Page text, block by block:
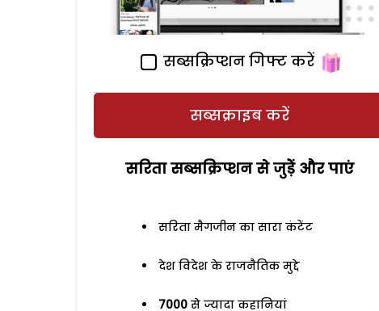
सब्सक्रिप्शन गिफ्ट करें
सब्सक्राइब करें
सरिता सब्सक्रिप्शन से जुड़ेें और पाएं
सरिता मैगजीन का सारा कंटेंट
देश विदेश के राजनैतिक मुद्दे
7000 से ज्यादा कहानियां